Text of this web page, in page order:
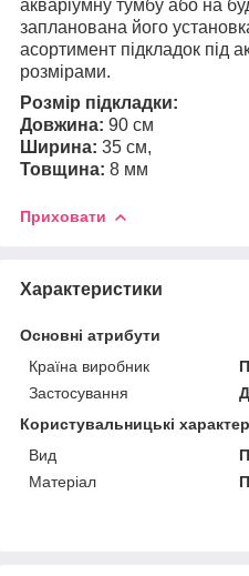
акваріумну тумбу або на
запланована його
асортимент підкладок під
розмірами.
Розмір підкладки:
Довжина: 90 см
Ширина: 35 см,
Товщина: 8 мм
Приховати
Характеристики
Основні атрибути
Країна виробник
Застосування
Користувальницькі
Вид
Матеріал